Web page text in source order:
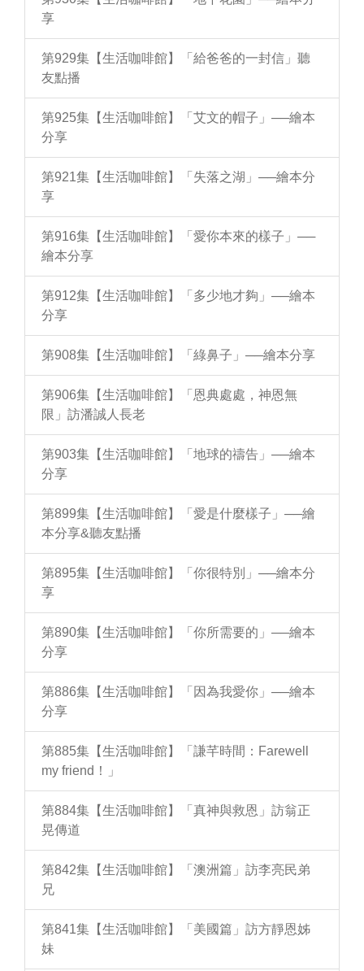
享
第929集【生活咖啡館】「給爸爸的一封信」聽
友點播
第925集【生活咖啡館】「艾文的帽子」──繪本
分享
第921集【生活咖啡館】「失落之湖」──繪本分
享
第916集【生活咖啡館】「愛你本來的樣子」──
繪本分享
第912集【生活咖啡館】「多少地才夠」──繪本
分享
第908集【生活咖啡館】「綠鼻子」──繪本分享
第906集【生活咖啡館】「恩典處處，神恩無
限」訪潘誠人長老
第903集【生活咖啡館】「地球的禱告」──繪本
分享
第899集【生活咖啡館】「愛是什麼樣子」──繪
本分享&聽友點播
第895集【生活咖啡館】「你很特別」──繪本分
享
第890集【生活咖啡館】「你所需要的」──繪本
分享
第886集【生活咖啡館】「因為我愛你」──繪本
分享
第885集【生活咖啡館】「謙芊時間：Farewell
my friend！」
第884集【生活咖啡館】「真神與救恩」訪翁正
晃傳道
第842集【生活咖啡館】「澳洲篇」訪李亮民弟
兄
第841集【生活咖啡館】「美國篇」訪方靜恩姊
妹